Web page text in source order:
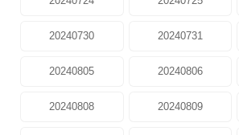
20240730 20240731
20240805 20240806
20240808 20240809